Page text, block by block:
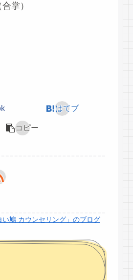
掌）
はてブ
コピー
い鳩 カウンセリング」のブログ